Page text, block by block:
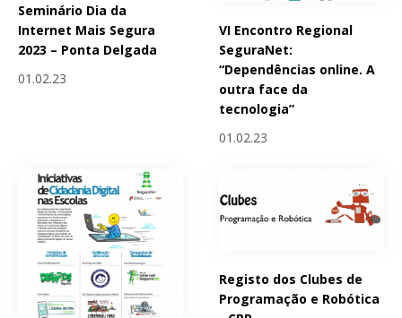
Seminário Dia da
Internet Mais Segura
2023 – Ponta Delgada
01.02.23
VI Encontro Regional
SeguraNet:
“Dependências online. A
outra face da
tecnologia”
01.02.23
Registo dos Clubes de
Programação e Robótica